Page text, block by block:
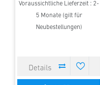
Voraussichtliche Lieferzeit : 2-
5 Monate (gilt für
Neubestellungen)